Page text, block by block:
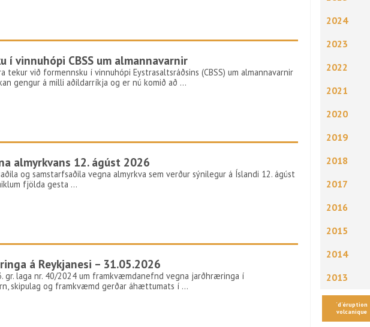
2024
2023
2022
2021
2020
2019
2018
2017
2016
2015
2014
2013
´d´éruption
volcanique
í vinnuhópi CBSS um almannavarnir
við formennsku í vinnuhópi Eystrasaltsráðsins (CBSS) um almannavarnir
gengur á milli aðildarríkja og er nú komið að …
almyrkvans 12. ágúst 2026
og samstarfsaðila vegna almyrkva sem verður sýnilegur á Íslandi 12. ágúst
fjölda gesta …
á Reykjanesi – 31.05.2026
gr. laga nr. 40/2024 um framkvæmdanefnd vegna jarðhræringa í
skipulag og framkvæmd gerðar áhættumats í …